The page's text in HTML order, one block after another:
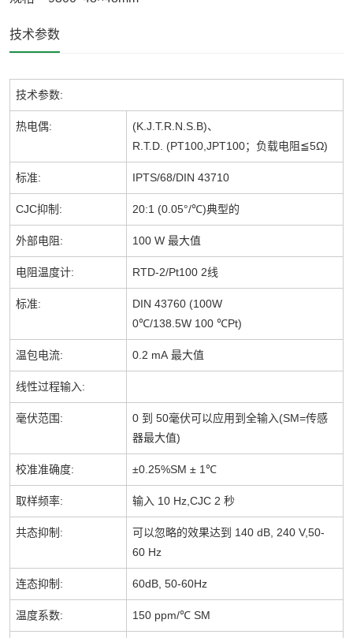
技术参数
技术参数:
热电偶: (K.J.T.R.N.S.B)、
R.T.D. (PT100,JPT100；负载电阻≦5Ω)
标准: IPTS/68/DIN 43710
CJC抑制 : 20:1 (0.05°/℃)典型的
外部电阻: 100 W 最大值
电阻温度计: RTD-2/Pt100 2线
标准:
DIN 43760 (100W
0℃/138.5W 100 ℃Pt)
温包电流: 0.2 mA 最大值
线性过程输入:
毫伏范围: 0 到 50毫伏可以应用到全输入(SM=传感
器最大值)
校准准确度: ±0.25%SM ± 1℃
取样频率: 输入 10 Hz,CJC 2 秒
共态抑制 : 可以忽略的效果达到 140 dB, 240 V,50-
60 Hz
连态抑制 : 60dB, 50-60Hz
温度系数: 150 ppm/℃ SM